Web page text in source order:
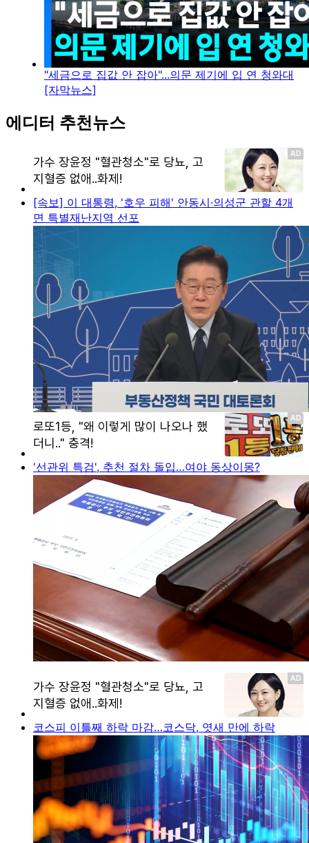
"세금으로 집값 안 잡아"...의문 제기에 입 연 청와대
[자막뉴스]
에디터 추천뉴스
[속보] 이 대통령, '호우 피해' 안동시·의성군 관할 4개
면 특별재난지역 선포
'선관위 특검', 추천 절차 돌입…여야 동상이몽?
코스피 이틀째 하락 마감…코스닥, 엿새 만에 하락